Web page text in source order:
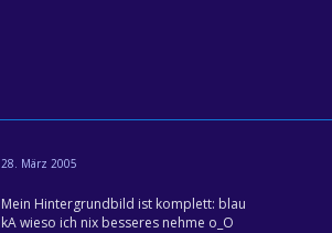
28. März 2005
Mein Hintergrundbild ist komplett: blau
kA wieso ich nix besseres nehme o_O